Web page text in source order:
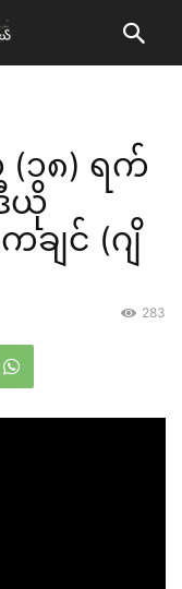
(၁၈) ရက်
ယို
ချင် (ဂျိ
283